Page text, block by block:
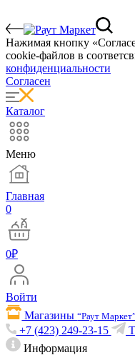
Нажимая кнопку
cookie-файлов в
конфиденциальности
Согласен
Каталог
Меню
Главная
0
0₽
Войти
Магазины“Раут Маркет”
+7 (423) 249-23-15
Информация